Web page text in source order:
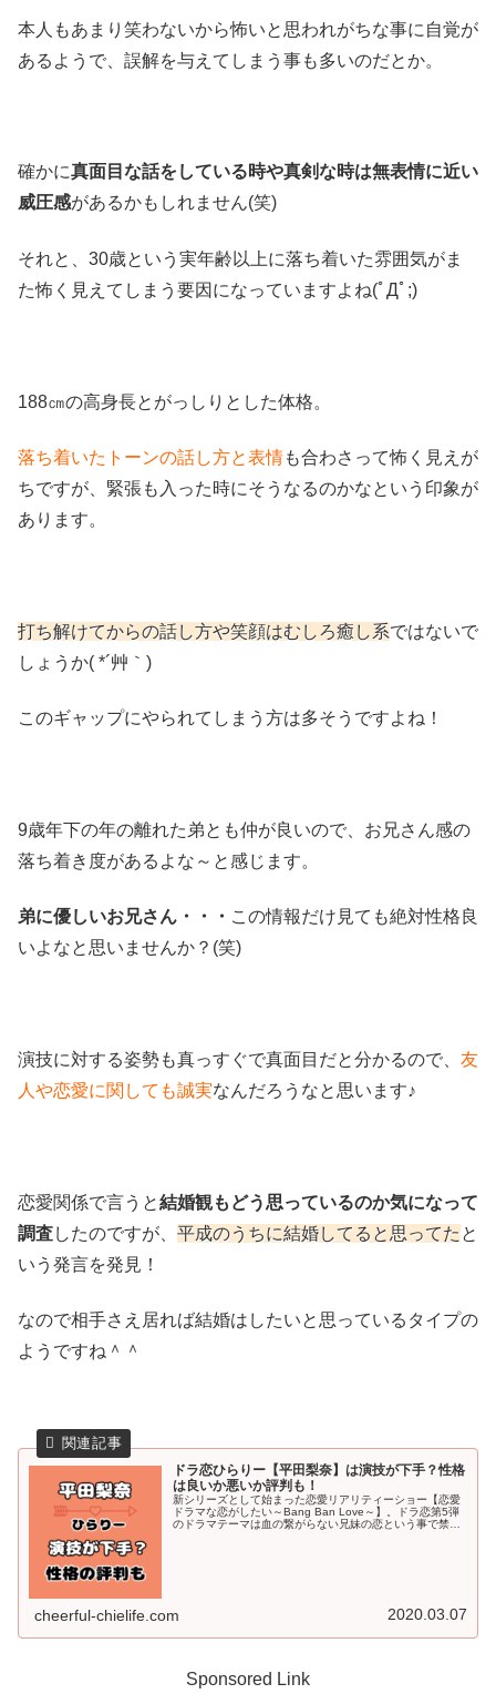
本人もあまり笑わないから怖いと思われがちな事に自覚が
あるようで、誤解を与えてしまう事も多いのだとか。
確かに真面目な話をしている時や真剣な時は無表情に近い
威圧感があるかもしれません(笑)
それと、30歳という実年齢以上に落ち着いた雰囲気がま
た怖く見えてしまう要因になっていますよね(ﾟДﾟ;)
188㎝の高身長とがっしりとした体格。
落ち着いたトーンの話し方と表情も合わさって怖く見えが
ちですが、緊張も入った時にそうなるのかなという印象が
あります。
打ち解けてからの話し方や笑顔はむしろ癒し系ではないで
しょうか( *´艸｀)
このギャップにやられてしまう方は多そうですよね！
9歳年下の年の離れた弟とも仲が良いので、お兄さん感の
落ち着き度があるよな～と感じます。
弟に優しいお兄さん・・・ この情報だけ見ても絶対性格良
いよなと思いませんか？(笑)
演技に対する姿勢も真っすぐで真面目だと分かるので、 友
人や恋愛に関しても誠実なんだろうなと思います♪
恋愛関係で言うと結婚観もどう思っているのか気になって
調査したのですが、 平成のうちに結婚してると思ってたと
いう発言を発見！
なので相手さえ居れば結婚はしたいと思っているタイプの
ようですね＾＾
ドラ恋ひらりー【平田梨奈】は演技が下手？性格
は良いか悪いか評判も！
新シリーズとして始まった恋愛リアリティーショー【恋愛
ドラマな恋がしたい～Bang Ban Love～】。ドラ恋第5弾
のドラマテーマは血の繋がらない兄妹の恋という事で禁断
cheerful-chielife.com 2020.03.07
Sponsored Link